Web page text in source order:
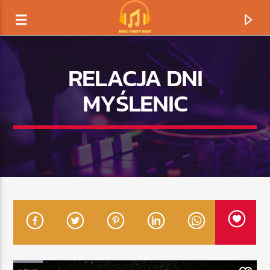
TERAZ GRAMY
TYTUŁ
ARTYSTA
RELACJA DNI
MYŚLENIC